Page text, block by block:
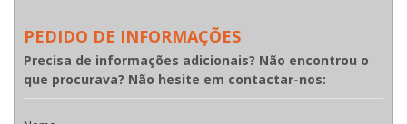
PEDIDO DE INFORMAÇÕES
Precisa de informações adicionais? Não encontrou o
que procurava? Não hesite em contactar-nos: